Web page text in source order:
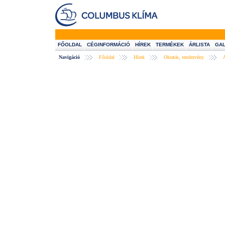
FŐOLDAL CÉGINFORMÁCIÓ HÍREK TERMÉKEK ÁRLISTA
Navigáció Főoldal Hírek Oktatás, rendezvény